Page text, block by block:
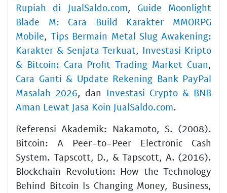
Rupiah di JualSaldo.com, Guide Moonlight
Blade M: Cara Build Karakter MMORPG
Mobile,Tips Bermain Metal Slug Awakening:
Karakter & Senjata Terkuat, Investasi Kripto
& Bitcoin: Cara Profit Trading Market Cuan,
Cara Ganti & Update Rekening Bank PayPal
Masalah 2026, dan Investasi Crypto & BNB
Aman Lewat Jasa Koin JualSaldo.com.
Referensi Akademik: Nakamoto, S. (2008).
Bitcoin: A Peer-to-Peer Electronic Cash
System. Tapscott, D., & Tapscott, A. (2016).
Blockchain Revolution: How the Technology
Behind Bitcoin Is Changing Money, Business,